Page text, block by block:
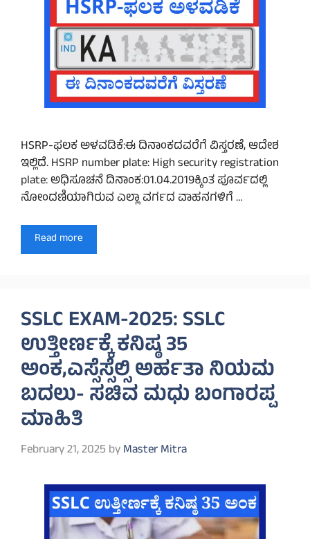
HSRP-ಫಲಕ ಅಳವಡಿಕೆ:ಈ ದಿನಾಂಕದವರೆಗೆ ವಿಸ್ತರಣೆ, ಆದೇಶ
ಇಲ್ಲಿದೆ. HSRP number plate: High security registration
plate: ಅಧಿಸೂಚನೆ ದಿನಾಂಕ:01.04.2019ಕ್ಕಿಂತ ಪೂರ್ವದಲ್ಲಿ
ನೋಂದಣಿಯಾಗಿರುವ ಎಲ್ಲಾ ವರ್ಗದ ವಾಹನಗಳಿಗೆ …
Read more
SSLC EXAM-2025: SSLC
ಉತ್ತೀರ್ಣಕ್ಕೆ ಕನಿಷ್ಠ 35
ಅಂಕ,ಎಸ್ಸೆಸ್ಸೆಲ್ಸಿ ಅರ್ಹತಾ ನಿಯಮ
ಬದಲು- ಸಚಿವ ಮಧು ಬಂಗಾರಪ್ಪ
ಮಾಹಿತಿ
February 21, 2025 byMaster Mitra